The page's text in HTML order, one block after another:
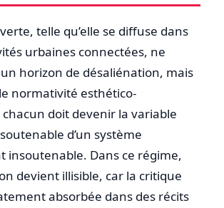
telle qu’elle se diffuse dans
urbaines connectées, ne
horizon de désaliénation, mais
normativité esthético-
doit devenir la variable
d’un système
insoutenable. Dans ce régime,
devient illisible, car la critique
absorbée dans des récits